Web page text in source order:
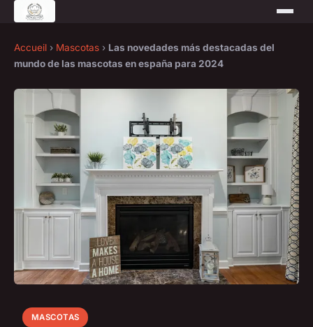
Accueil › Mascotas › Las novedades más destacadas del
mundo de las mascotas en españa para 2024
MASCOTAS